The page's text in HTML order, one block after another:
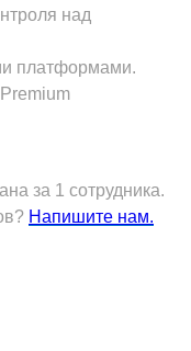
над
платформами.
за 1 сотрудника.
Напишите нам.